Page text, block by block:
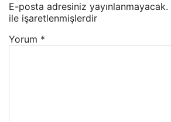
E-posta adresiniz yayınlanmayacak.
ile işaretlenmişlerdir
Yorum *